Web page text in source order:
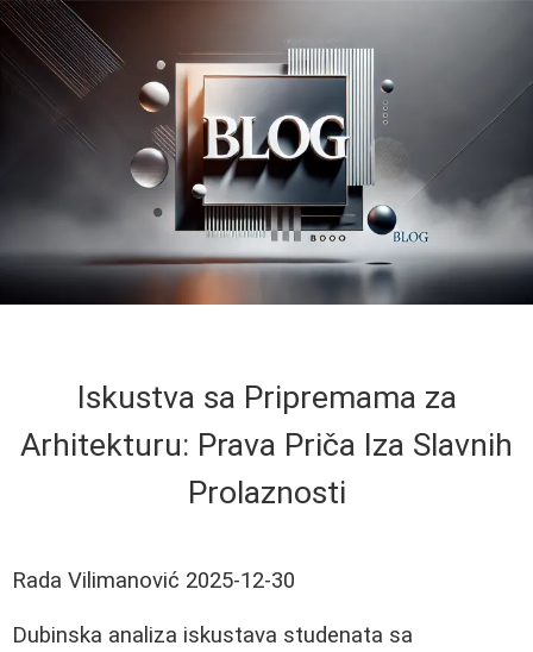
Iskustva sa Pripremama za
Arhitekturu: Prava Priča Iza Slavnih
Prolaznosti
Rada Vilimanović 2025-12-30
Dubinska analiza iskustava studenata sa